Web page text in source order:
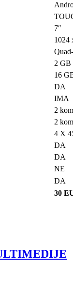
7″
1024
2 GB
16
DA
IMA
2
2
4 X
DA
DA
NE
DA
30